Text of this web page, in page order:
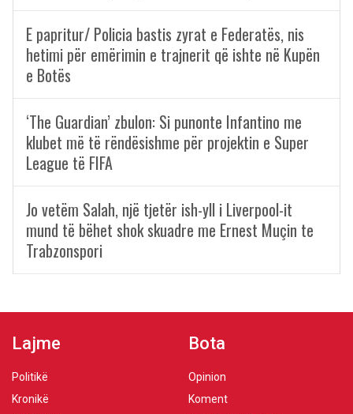
E papritur/ Policia bastis zyrat e Federatës, nis
hetimi për emërimin e trajnerit që ishte në Kupën
e Botës
‘The Guardian’ zbulon: Si punonte Infantino me
klubet më të rëndësishme për projektin e Super
League të FIFA
Jo vetëm Salah, një tjetër ish-yll i Liverpool-it
mund të bëhet shok skuadre me Ernest Muçin te
Trabzonspori
Lajme
Politikë
Kronikë
Bota
Opinion
Koment